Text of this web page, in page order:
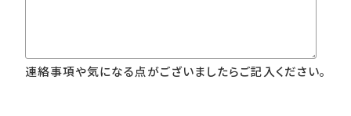
連絡事項や気になる点がございましたらご記入ください。